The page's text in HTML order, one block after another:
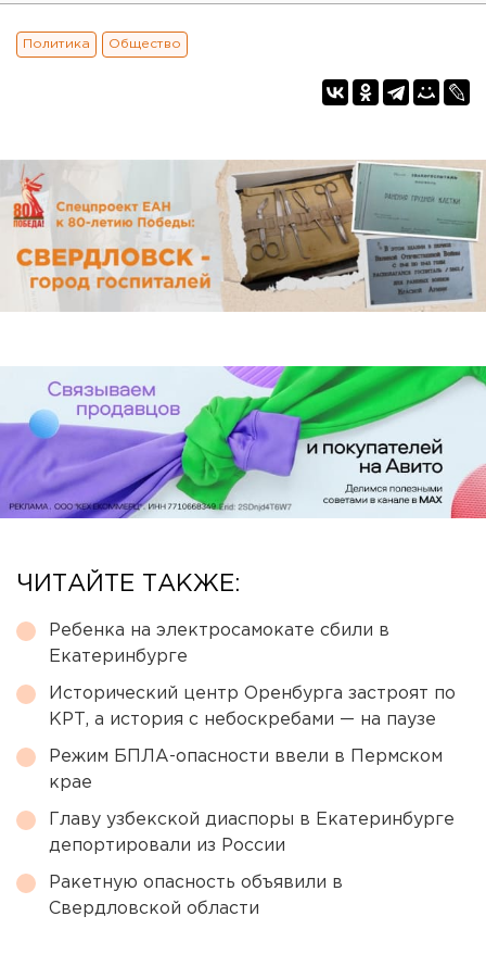
Политика Общество
ЧИТАЙТЕ ТАКЖЕ:
Ребенка на электросамокате сбили в
Екатеринбурге
Исторический центр Оренбурга застроят по
КРТ, а история с небоскребами — на паузе
Режим БПЛА-опасности ввели в Пермском
крае
Главу узбекской диаспоры в Екатеринбурге
депортировали из России
Ракетную опасность объявили в
Свердловской области